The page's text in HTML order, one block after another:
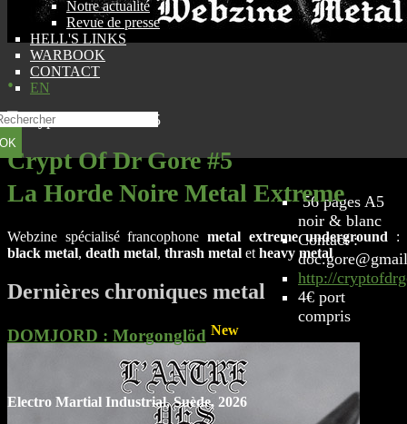
.
Crypt Of Dr Gore #5
56 pages A5
noir & blanc
Contact :
http://
4€ port
compris
Notre actualité
Revue de presse
HELL'S LINKS
WARBOOK
CONTACT
EN
OK
La Horde Noire Metal Extreme
Webzine spécialisé francophone metal extreme underground :
black metal, death metal, thrash metal etheavy metal
Dernières chroniques metal
DOMJORD : Morgonglöd New
Electro Martial Industrial, Suède, 2026